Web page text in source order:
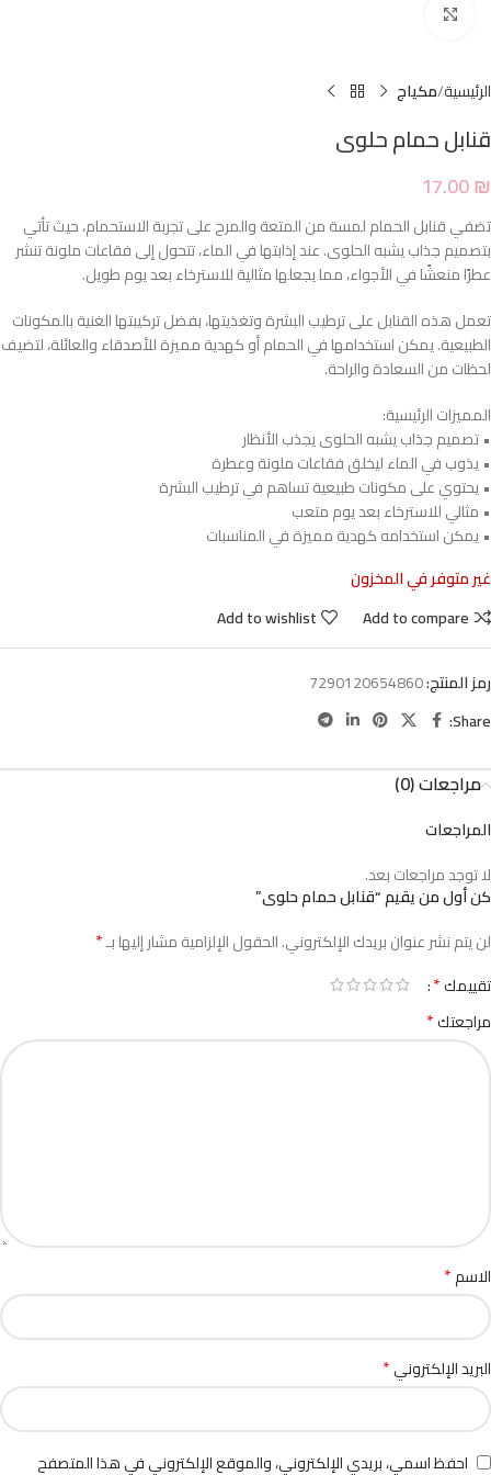
الرئيسية مكياج
قنابل حمام حلوى
17.00₪
تضفي قنابل الحمام لمسة من المتعة والمرح على تجربة الاستحمام، حيث تأتي
بتصميم جذاب يشبه الحلوى. عند إذابتها في الماء، تتحول إلى فقاعات ملونة تنشر
عطرًا منعشًا في الأجواء، مما يجعلها مثالية للاسترخاء بعد يوم طويل.
تعمل هذه القنابل على ترطيب البشرة وتغذيتها، بفضل تركيبتها الغنية بالمكونات
الطبيعية. يمكن استخدامها في الحمام أو كهدية مميزة للأصدقاء والعائلة، لتضيف
لحظات من السعادة والراحة.
المميزات الرئيسية:
• تصميم جذاب يشبه الحلوى يجذب الأنظار
• يذوب في الماء ليخلق فقاعات ملونة وعطرة
• يحتوي على مكونات طبيعية تساهم في ترطيب البشرة
• مثالي للاسترخاء بعد يوم متعب
• يمكن استخدامه كهدية مميزة في المناسبات
غير متوفر في المخزون
Add to compare
Add to wishlist
رمز المنتج:7290120654860
Share:
مراجعات (0)
المراجعات
لا توجد مراجعات بعد.
كن أول من يقيم “قنابل حمام حلوى”
لن يتم نشر عنوان بريدك الإلكتروني.الحقول الإلزامية مشار إليها بـ*
تقييمك*
مراجعتك*
الاسم*
البريد الإلكتروني*
احفظ اسمي، بريدي الإلكتروني، والموقع الإلكتروني في هذا المتصفح